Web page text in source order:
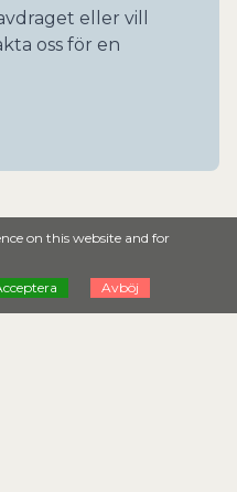
eller vill
oss för en
on this website and for
Avböj